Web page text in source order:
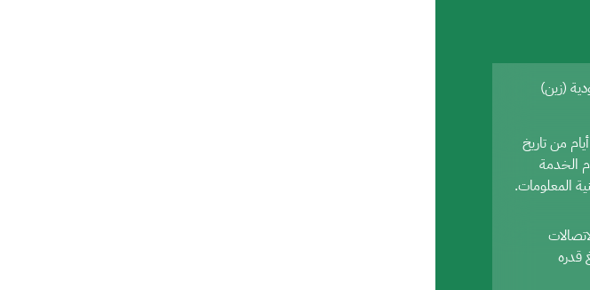
(زين)
عدم معالجة الشكوى خلال 5 أيام من تاريخ
الخدمة
المعلومات.
قدره